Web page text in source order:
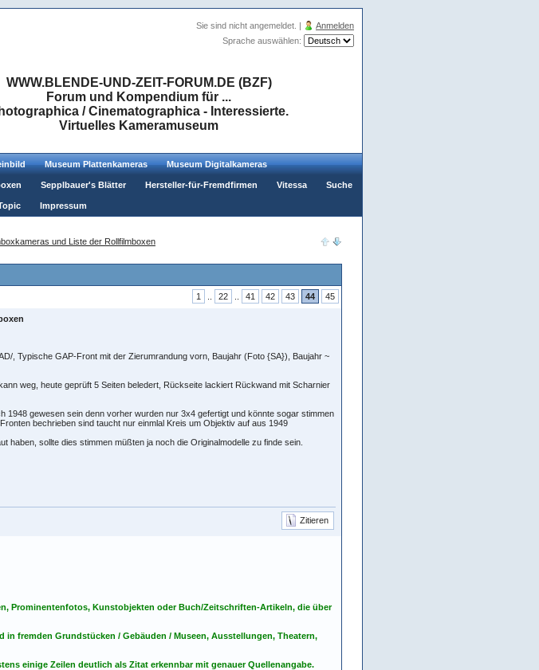
Sie sind nicht angemeldet. |
Anmelden
Sprache auswählen:
WWW.BLENDE-UND-ZEIT-FORUM.DE (BZF)
Forum und Kompendium für ...
/ Cinematographica - Interessierte.
Virtuelles Kameramuseum
Museum Plattenkameras Museum Digitalkameras
Sepplbauer's Blätter Hersteller-für-Fremdfirmen Vitessa Suche
Impressum
und Liste der Rollfilmboxen
1 22 41 42 43 44 45
, Typische GAP-Front mit der Zierumrandung vorn, Baujahr (Foto {SA}), Baujahr ~
weg, heute geprüft 5 Seiten beledert, Rückseite lackiert Rückwand mit Scharnier
1948 gewesen sein denn vorher wurden nur 3x4 gefertigt und könnte sogar stimmen
bechrieben sind taucht nur einmlal Kreis um Objektiv auf aus 1949
haben, sollte dies stimmen müßten ja noch die Originalmodelle zu finde sein.
Zitieren
Prominentenfotos, Kunstobjekten oder Buch/Zeitschriften-Artikeln, die über
in fremden Grundstücken / Gebäuden / Museen, Ausstellungen, Theatern,
einige Zeilen deutlich als Zitat erkennbar mit genauer Quellenangabe.